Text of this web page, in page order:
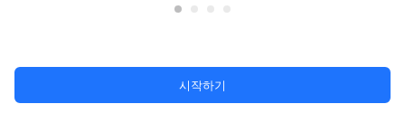
시작하기